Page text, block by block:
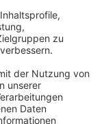
vor
der Zufahrt
können vor
nur nach
und zur